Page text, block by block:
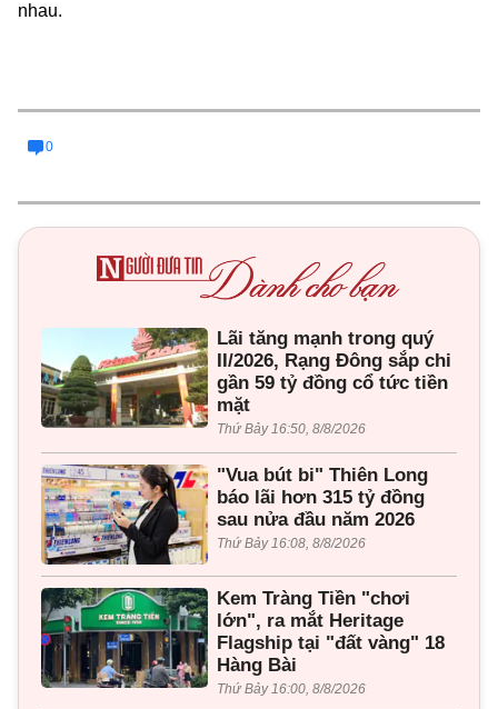
nhau.
0
Lãi tăng mạnh trong quý
II/2026, Rạng Đông sắp chi
gần 59 tỷ đồng cổ tức tiền
mặt
Thứ Bảy 16:50, 8/8/2026
"Vua bút bi" Thiên Long
báo lãi hơn 315 tỷ đồng
sau nửa đầu năm 2026
Thứ Bảy 16:08, 8/8/2026
Kem Tràng Tiền "chơi
lớn", ra mắt Heritage
Flagship tại "đất vàng" 18
Hàng Bài
Thứ Bảy 16:00, 8/8/2026